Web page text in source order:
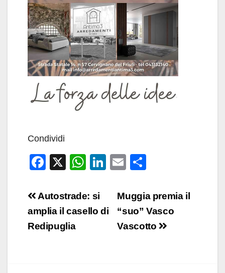
Condividi
F
c
e
b
X
W
at
s
Li
e
dI
E
ail n
di
vi
Navigazione
articoli
Muggia premia il
“suo” Vasco
Vascotto
Autostrade: si
amplia il casello di
Redipuglia